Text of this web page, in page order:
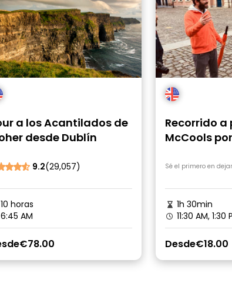
a los Acantilados de
desde Dublín
9.2(29,057)
10 horas
6:45 AM
€78.00
Recorrido a
McCools
Sé el primero en
1h 30min
11:30 AM, 1:30
Desde€18.00